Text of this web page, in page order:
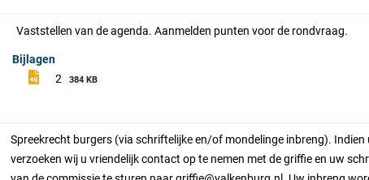
Vaststellen van de agenda. Aanmelden punten voor de rondvraag.
Bijlagen
2
384 KB
Spreekrecht burgers (via schriftelijke en/of mondelinge inbreng).
verzoeken wij u vriendelijk contact op te nemen met de griffie en uw